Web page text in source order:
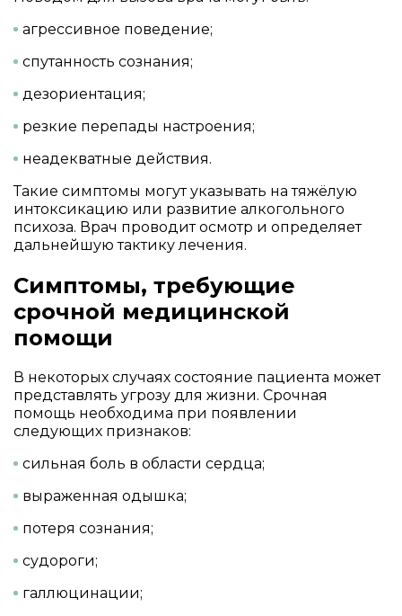
агрессивное поведение;
спутанность сознания;
дезориентация;
резкие перепады настроения;
неадекватные действия.
Такие симптомы могут указывать на тяжёлую
интоксикацию или развитие алкогольного
психоза. Врач проводит осмотр и определяет
дальнейшую тактику лечения.
Симптомы, требующие
срочной медицинской
помощи
В некоторых случаях состояние пациента может
представлять угрозу для жизни. Срочная
помощь необходима при появлении
следующих признаков:
сильная боль в области сердца;
выраженная одышка;
потеря сознания;
судороги;
галлюцинации;